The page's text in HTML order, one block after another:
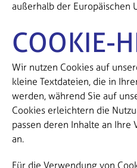
außerhalb der Europäischen
COOKIE-
Wir nutzen Cookies auf
kleine Textdateien, die in
werden, während Sie auf
Cookies erleichtern die
passen deren Inhalte an Ihre
an.
Für die Verwendung von